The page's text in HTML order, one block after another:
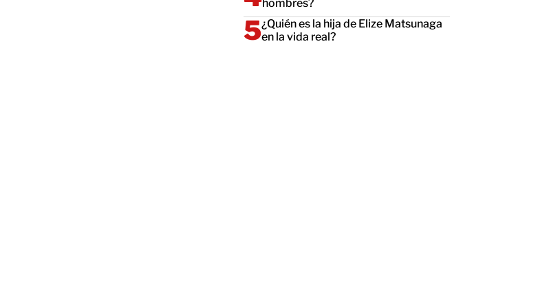
hombres?
¿Quién es la hija de Elize Matsunaga
en la vida real?